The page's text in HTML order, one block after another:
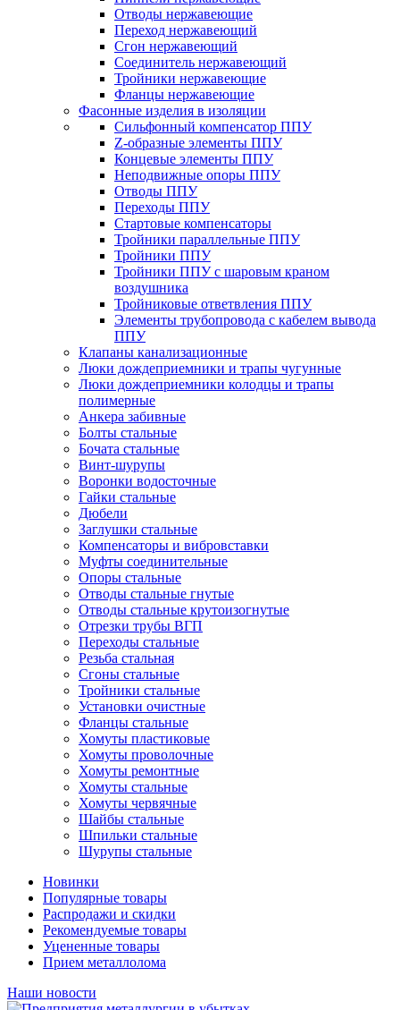
Отводы нержавеющие
Переход нержавеющий
Сгон нержавеющий
Соединитель нержавеющий
Тройники нержавеющие
Фланцы нержавеющие
Фасонные изделия в изоляции
Cильфонный компенсатор ППУ
Z-образные элементы ППУ
Концевые элементы ППУ
Неподвижные опоры ППУ
Отводы ППУ
Переходы ППУ
Стартовые компенсаторы
Тройники параллельные ППУ
Тройники ППУ
Тройники ППУ с шаровым краном
воздушника
Тройниковые ответвления ППУ
Элементы трубопровода с кабелем вывода
ППУ
Клапаны канализационные
Люки дождеприемники и трапы чугунные
Люки дождеприемники колодцы и трапы
полимерные
Анкера забивные
Болты стальные
Бочата стальные
Винт-шурупы
Воронки водосточные
Гайки стальные
Дюбели
Заглушки стальные
Компенсаторы и вибровставки
Муфты соединительные
Опоры стальные
Отводы стальные гнутые
Отводы стальные крутоизогнутые
Отрезки трубы ВГП
Переходы стальные
Резьба стальная
Сгоны стальные
Тройники стальные
Установки очистные
Фланцы стальные
Хомуты пластиковые
Хомуты проволочные
Хомуты ремонтные
Хомуты стальные
Хомуты червячные
Шайбы стальные
Шпильки стальные
Шурупы стальные
Новинки
Популярные товары
Распродажи и скидки
Рекомендуемые товары
Уцененные товары
Прием металлолома
Наши новости